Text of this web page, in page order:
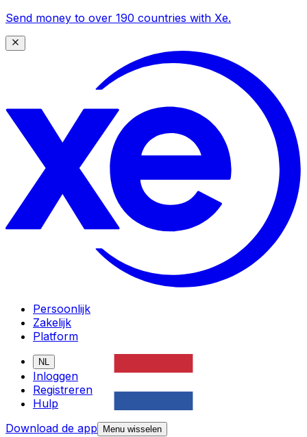
Send money to over 190 countries with Xe.
Persoonlijk
Zakelijk
Platform
NL
Inloggen
Registreren
Hulp
Download de app
Menu wisselen